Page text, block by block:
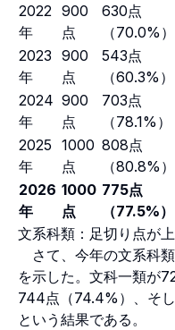
2022
年
900
点
630点
（70.0%）
2023
年
900
点
543点
（60.3%）
2024
年
900
点
703点
（78.1%）
2025
年
1000
点
808点
（80.8%）
2026
年
1000
点
775点
（77.5%）
文系科類：足切り点が
さて、今年の文系科
を示した。文科一類が
744点（74.4%）、そし
という結果である。